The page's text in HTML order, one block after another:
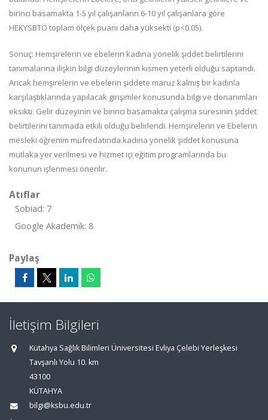
birinci basamakta 1-5 yıl çalışanların 6-10 yıl çalışanlara göre
HEKYSBTÖ toplam ölçek puanı daha yüksekti (p<0.05).
Sonuç: Hemşirelerin ve ebelerin kadına yönelik şiddet belirtilerini
tanımalarına ilişkin bilgi düzeylerinin kısmen yeterli olduğu saptandı.
Ancak hemşirelerin ve ebelerin şiddete maruz kalmış bir kadınla
karşılaştıklarında yapılacak girişimler konusunda bilgi ve donanımları
eksikti. Gelir düzeyinin ve birinci basamakta çalışma süresinin şiddet
belirtilerini tanımada etkili olduğu belirlendi. Hemşirelerin ve Ebelerin
mesleki öğrenim müfredatında kadına yönelik şiddet konusuna
mutlaka yer verilmesi ve hizmet içi eğitim programlarında bu
konunun işlenmesi önerilir.
Atıflar
Sobiad: 7
Google Akademik: 8
Paylaş
İletişim Bilgileri
Kütahya Sağlık Bilimleri Üniversitesi Evliya Çelebi Yerleşkesi
Tavşanlı Yolu 10. km
43100
KÜTAHYA
bilgi@ksbu.edu.tr